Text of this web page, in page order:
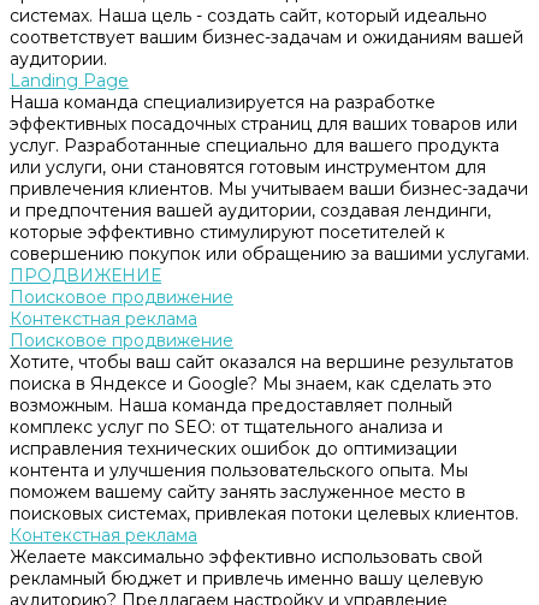
системах. Наша цель - создать сайт, который идеально
соответствует вашим бизнес-задачам и ожиданиям вашей
аудитории.
Landing Page
Наша команда специализируется на разработке
эффективных посадочных страниц для ваших товаров или
услуг. Разработанные специально для вашего продукта
или услуги, они становятся готовым инструментом для
привлечения клиентов. Мы учитываем ваши бизнес-задачи
и предпочтения вашей аудитории, создавая лендинги,
которые эффективно стимулируют посетителей к
совершению покупок или обращению за вашими услугами.
ПРОДВИЖЕНИЕ
Поисковое продвижение
Контекстная реклама
Поисковое продвижение
Хотите, чтобы ваш сайт оказался на вершине результатов
поиска в Яндексе и Google? Мы знаем, как сделать это
возможным. Наша команда предоставляет полный
комплекс услуг по SEO: от тщательного анализа и
исправления технических ошибок до оптимизации
контента и улучшения пользовательского опыта. Мы
поможем вашему сайту занять заслуженное место в
поисковых системах, привлекая потоки целевых клиентов.
Контекстная реклама
Желаете максимально эффективно использовать свой
рекламный бюджет и привлечь именно вашу целевую
аудиторию? Предлагаем настройку и управление